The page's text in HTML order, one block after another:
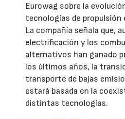
Eurowag sobre la
tecnologías de propulsión
La compañía señala que,
electrificación y los
alternativos han ganado
los últimos años, la
transporte de bajas
estará basada en la
distintas tecnologías.